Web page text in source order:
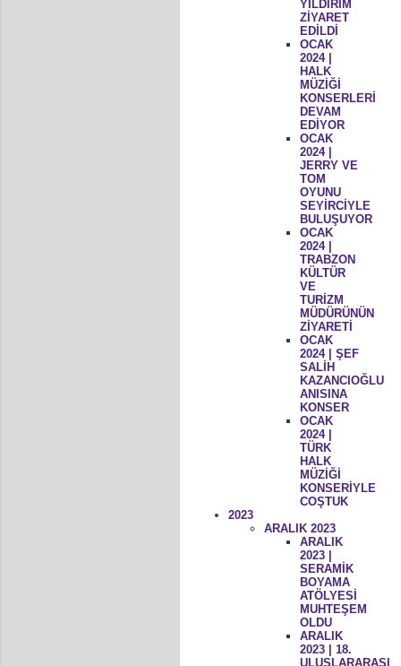
YILDIRIM
ZİYARET
EDİLDİ
OCAK
2024 |
HALK
MÜZİĞİ
KONSERLERİ
DEVAM
EDİYOR
OCAK
2024 |
JERRY VE
TOM
OYUNU
SEYİRCİYLE
BULUŞUYOR
OCAK
2024 |
TRABZON
KÜLTÜR
VE
TURİZM
MÜDÜRÜNÜN
ZİYARETİ
OCAK
2024 | ŞEF
SALİH
KAZANCIOĞLU
ANISINA
KONSER
OCAK
2024 |
TÜRK
HALK
MÜZİĞİ
KONSERİYLE
COŞTUK
2023
ARALIK 2023
ARALIK
2023 |
SERAMİK
BOYAMA
ATÖLYESİ
MUHTEŞEM
OLDU
ARALIK
2023 | 18.
ULUSLARARASI